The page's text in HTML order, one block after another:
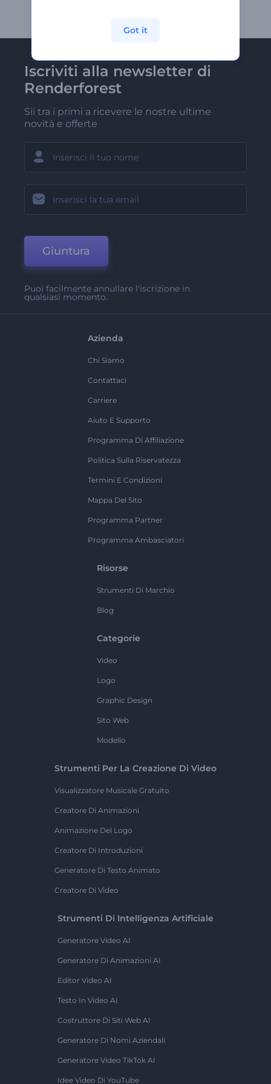
Iscriviti alla newsletter di
Renderforest
Sii tra i primi a ricevere le nostre ultime
novità e offerte
Giuntura
Puoi facilmente annullare l'iscrizione in
qualsiasi momento.
Azienda
Chi Siamo
Contattaci
Carriere
Aiuto E Supporto
Programma Di Affiliazione
Politica Sulla Riservatezza
Termini E Condizioni
Mappa Del Sito
Programma Partner
Programma Ambasciatori
Risorse
Strumenti Di Marchio
Blog
Categorie
Video
Logo
Graphic Design
Sito Web
Modello
Strumenti Per La Creazione Di Video
Visualizzatore Musicale Gratuito
Creatore Di Animazioni
Animazione Del Logo
Creatore Di Introduzioni
Generatore Di Testo Animato
Creatore Di Video
Strumenti Di Intelligenza Artificiale
Generatore Video AI
Generatore Di Animazioni AI
Editor Video AI
Testo In Video AI
Costruttore Di Siti Web AI
Generatore Di Nomi Aziendali
Generatore Video TikTok AI
Idee Video Di YouTube
Got it